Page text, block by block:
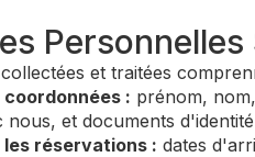
et traitées
: prénom,
nous, et documents
réservations : dates